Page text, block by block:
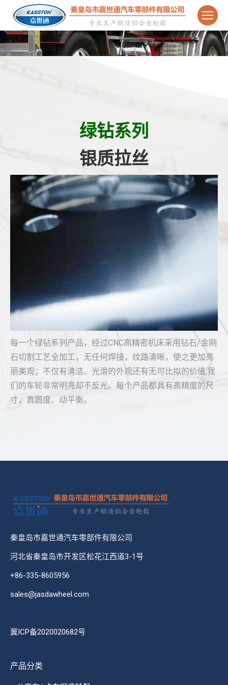
绿钻系列
绿钻系列
银质拉丝
每一个绿钻系列产品，经过CNC高精密机床采用钻石/金刚
石切割工艺全加工，无任何焊接，纹路清晰，使之更加亮
丽美观；不仅有清洁、光滑的外观还有无可比拟的价值,我
们的车轮非常明亮却不反光。每个产品都具有高精度的尺
寸、真圆度、动平衡。
秦皇岛市嘉世通汽车零部件有限公司
河北省秦皇岛市开发区松花江西道3-1号
+86-335-8605956
sales@jasdawheel.com
冀ICP备2020020682号
产品分类